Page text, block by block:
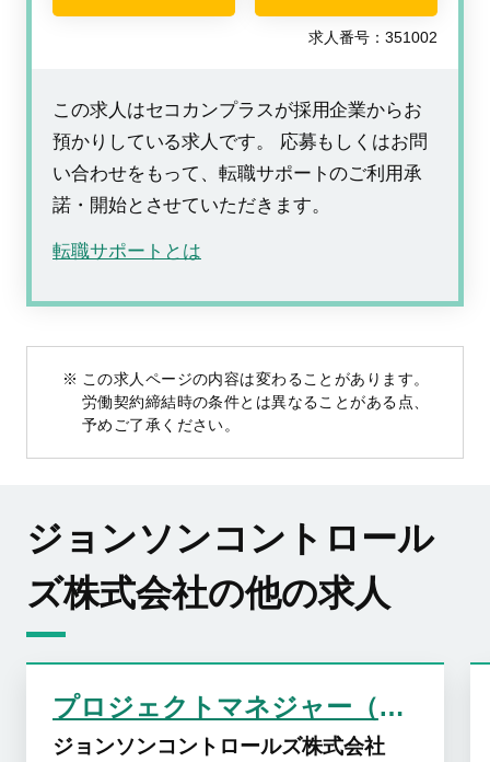
求人番号：351002
この求人はセコカンプラスが採用企業からお
預かりしている求人です。 応募もしくはお問
い合わせをもって、転職サポートのご利用承
諾・開始とさせていただきます。
転職サポートとは
この求人ページの内容は変わることがあります。
労働契約締結時の条件とは異なることがある点、
予めご了承ください。
ジョンソンコントロール
ズ株式会社の他の求人
プロジェクトマネジャー（施工管理／計装エンジニア）
ジョンソンコントロールズ株式会社